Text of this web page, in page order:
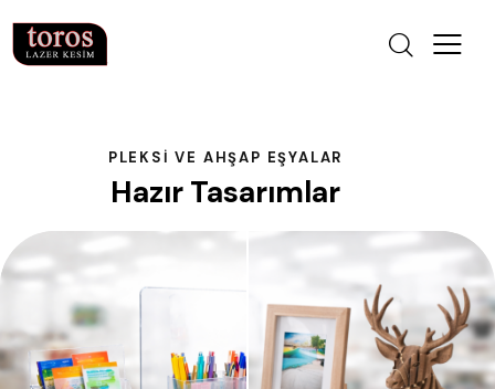
PLEKSI VE AHŞAP EŞYALAR
Hazır Tasarımlar